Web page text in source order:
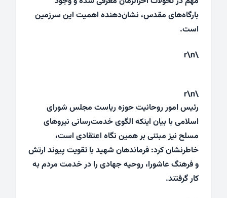
بارگاه‌های مقدس، نشان‌دهنده اهمیت این سرزمین
است.
\r\n
\r\n
رئیس امور روحانیت حوزه ریاست مجلس شورای
اسلامی با بیان اینکه الگوی خدمت‌رسانی نیروهای
مسلح نیز مبتنی بر همین نگاه اعتقادی است،
خاطرنشان کرد: فرماندهان شهید با تقویت پیوند ارتش
و فرهنگ عاشورا، روحیه جهادی را در خدمت مردم به
کار گرفتند.